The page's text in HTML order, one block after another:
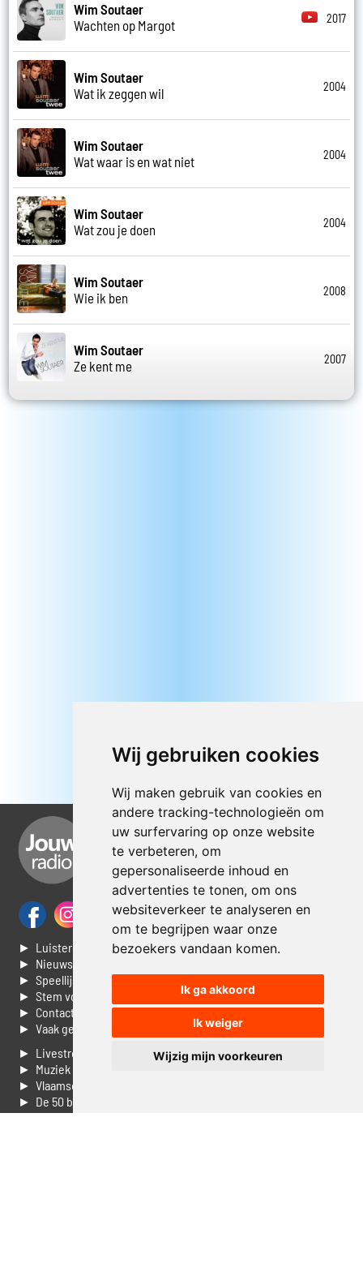
Wij gebruiken cookies
Wij maken gebruik van cookies en
andere tracking-technologieën om
uw surfervaring op onze website
te verbeteren, om
gepersonaliseerde inhoud en
advertenties te tonen, om ons
websiteverkeer te analyseren en
om te begrijpen waar onze
bezoekers vandaan komen.
Ik ga akkoord
Ik weiger
Wijzig mijn voorkeuren
Wim Soutaer
Wachten op Margot
2017
Wim Soutaer
Wat ik zeggen wil
2004
Wim Soutaer
Wat waar is en wat niet
2004
Wim Soutaer
Wat zou je doen
2004
Wim Soutaer
Wie ik ben
2008
Wim Soutaer
Ze kent me
2007
► Luisteren naar Jouwradio
► Nieuws
► Speellijst
► Stem voor de Dag top 3
► Contacteer ons
► Vaak gestelde vragen
► Livestream informatie
► Muziek opzoeken
► Vlaamse 100 Aller tijden
► De 50 beste van...
► Adverteren op Jouwradio